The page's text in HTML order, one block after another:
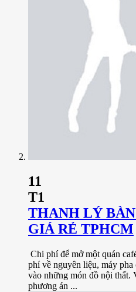
11
T1
THANH LÝ
GIÁ RẺ TPHCM
Chi phí để mở một quán
phí về nguyên liệu, máy
vào những món đồ nội thất.
phương án ...